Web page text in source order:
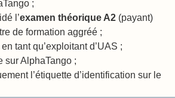
;
l’examen théorique A2 (payant)
de formation aggréé ;
tant qu’exploitant d’UAS ;
sur AlphaTango ;
l’étiquette d’identification sur le